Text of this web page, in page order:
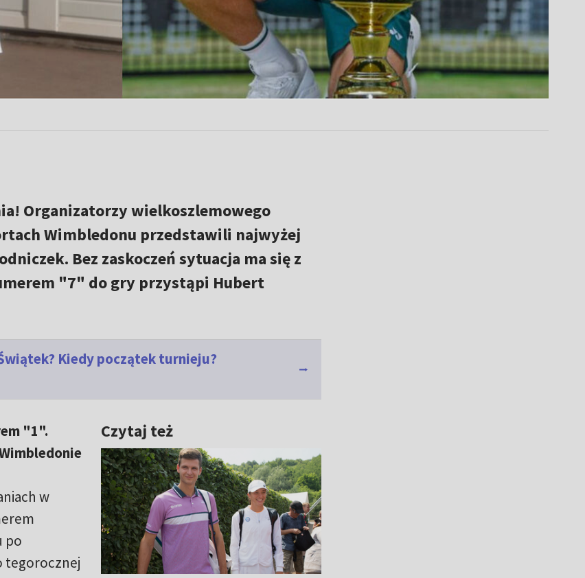
Organizatorzy wielkoszlemowego
Wimbledonu przedstawili najwyżej
Bez zaskoczeń sytuacja ma się z
"7" do gry przystąpi Hubert
Kiedy początek turnieju?
Czytaj też
"1".
w
po
tegorocznej